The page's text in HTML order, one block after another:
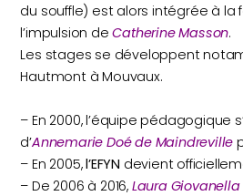
du souffle) est alors intégrée à la
l’impulsion deCatherine Masson.
Les stages se développent
Hautmont à Mouvaux.
– En 2000, l’équipe pédagogique
d’Annemarie Doé de Maindreville
– En 2005,l’EFYN devient
– De 2006 à 2016, Laura Giovanella